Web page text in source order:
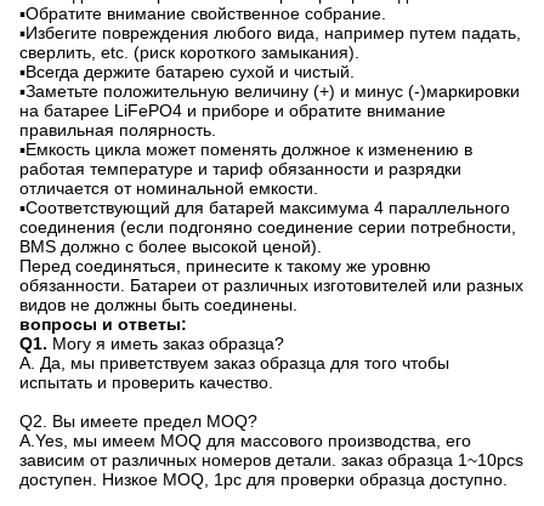
▪Обратите внимание свойственное собрание.
▪Избегите повреждения любого вида, например путем падать,
сверлить, etc. (риск короткого замыкания).
▪Всегда держите батарею сухой и чистый.
▪Заметьте положительную величину (+) и минус (-)маркировки
на батарее LiFePO4 и приборе и обратите внимание
правильная полярность.
▪Емкость цикла может поменять должное к изменению в
работая температуре и тариф обязанности и разрядки
отличается от номинальной емкости.
▪Соответствующий для батарей максимума 4 параллельного
соединения (если подгоняно соединение серии потребности,
BMS должно с более высокой ценой).
Перед соединяться, принесите к такому же уровню
обязанности. Батареи от различных изготовителей или разных
видов не должны быть соединены.
вопросы и ответы:
Q1. Могу я иметь заказ образца?
A. Да, мы приветствуем заказ образца для того чтобы
испытать и проверить качество.
Q2. Вы имеете предел MOQ?
A.Yes, мы имеем MOQ для массового производства, его
зависим от различных номеров детали. заказ образца 1~10pcs
доступен. Низкое MOQ, 1pc для проверки образца доступно.